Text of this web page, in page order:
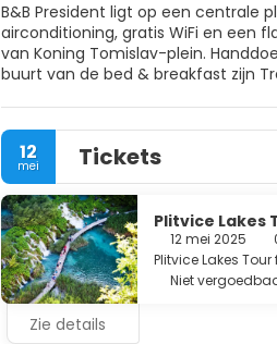
B&B President ligt op een centrale
airconditioning, gratis WiFi en een
van Koning Tomislav-plein. Handdoeken en beddengoed worden bij de bed & breakfast verstrekt. Populaire bezienswaardigheden in de
buurt van de bed & breakfast zijn
12
mei Tickets
Plitvice Lakes
12 mei 2025
Plitvice Lakes
Niet
Zie details